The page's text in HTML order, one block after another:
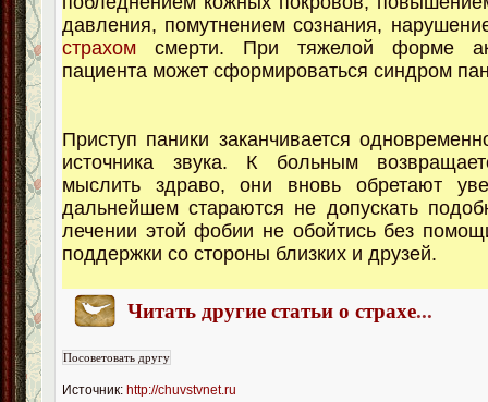
давления, помутнением сознания,
страхом смерти. При тяжелой форме
пациента может сформироваться синдром
Приступ паники заканчивается
источника звука. К больным
мыслить здраво, они вновь обретают
дальнейшем стараются не допускать
лечении этой фобии не обойтись без
поддержки со стороны близких и друзей.
Читать другие статьи о страхе...
Источник: http://chuvstvnet.ru